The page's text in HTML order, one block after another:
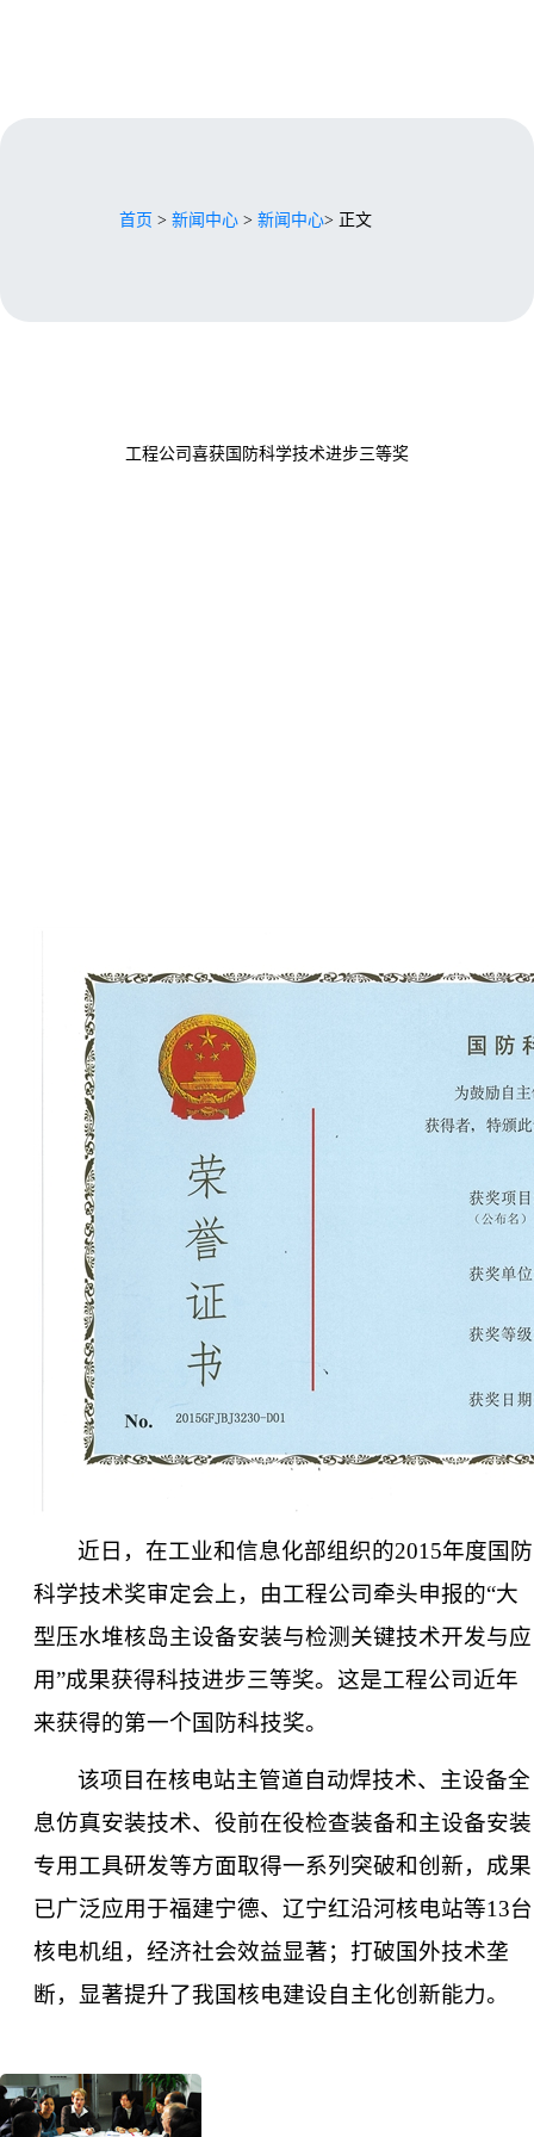
首页 > 新闻中心 > 新闻中心> 正文
工程公司喜获国防科学技术进步三等奖
近日，在工业和信息化部组织的2015年度国防
科学技术奖审定会上，由工程公司牵头申报的“大
型压水堆核岛主设备安装与检测关键技术开发与应
用”成果获得科技进步三等奖。这是工程公司近年
来获得的第一个国防科技奖。
该项目在核电站主管道自动焊技术、主设备全
息仿真安装技术、役前在役检查装备和主设备安装
专用工具研发等方面取得一系列突破和创新，成果
已广泛应用于福建宁德、辽宁红沿河核电站等13台
核电机组，经济社会效益显著；打破国外技术垄
断，显著提升了我国核电建设自主化创新能力。